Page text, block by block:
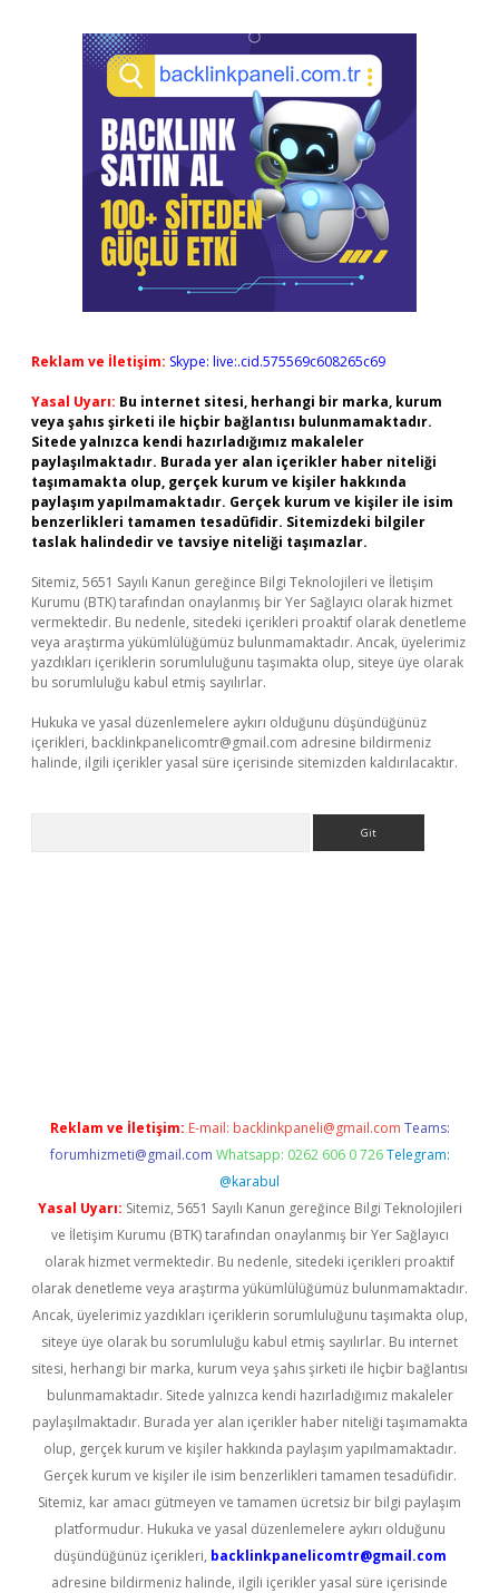
Reklam ve İletişim: Skype: live:.cid.575569c608265c69
Yasal Uyarı: Bu internet sitesi, herhangi bir marka, kurum
veya şahıs şirketi ile hiçbir bağlantısı bulunmamaktadır.
Sitede yalnızca kendi hazırladığımız makaleler
paylaşılmaktadır. Burada yer alan içerikler haber niteliği
taşımamakta olup, gerçek kurum ve kişiler hakkında
paylaşım yapılmamaktadır. Gerçek kurum ve kişiler ile isim
benzerlikleri tamamen tesadüfidir. Sitemizdeki bilgiler
taslak halindedir ve tavsiye niteliği taşımazlar.
Sitemiz, 5651 Sayılı Kanun gereğince Bilgi Teknolojileri ve İletişim
Kurumu (BTK) tarafından onaylanmış bir Yer Sağlayıcı olarak hizmet
vermektedir. Bu nedenle, sitedeki içerikleri proaktif olarak denetleme
veya araştırma yükümlülüğümüz bulunmamaktadır. Ancak, üyelerimiz
yazdıkları içeriklerin sorumluluğunu taşımakta olup, siteye üye olarak
bu sorumluluğu kabul etmiş sayılırlar.
Hukuka ve yasal düzenlemelere aykırı olduğunu düşündüğünüz
içerikleri, backlinkpanelicomtr@gmail.com adresine bildirmeniz
halinde, ilgili içerikler yasal süre içerisinde sitemizden kaldırılacaktır.
Reklam ve İletişim: E-mail: backlinkpaneli@gmail.com Teams:
forumhizmeti@gmail.com Whatsapp: 0262 606 0 726 Telegram:
@karabul
Yasal Uyarı: Sitemiz, 5651 Sayılı Kanun gereğince Bilgi Teknolojileri
ve İletişim Kurumu (BTK) tarafından onaylanmış bir Yer Sağlayıcı
olarak hizmet vermektedir. Bu nedenle, sitedeki içerikleri proaktif
olarak denetleme veya araştırma yükümlülüğümüz bulunmamaktadır.
Ancak, üyelerimiz yazdıkları içeriklerin sorumluluğunu taşımakta olup,
siteye üye olarak bu sorumluluğu kabul etmiş sayılırlar. Bu internet
sitesi, herhangi bir marka, kurum veya şahıs şirketi ile hiçbir bağlantısı
bulunmamaktadır. Sitede yalnızca kendi hazırladığımız makaleler
paylaşılmaktadır. Burada yer alan içerikler haber niteliği taşımamakta
olup, gerçek kurum ve kişiler hakkında paylaşım yapılmamaktadır.
Gerçek kurum ve kişiler ile isim benzerlikleri tamamen tesadüfidir.
Sitemiz, kar amacı gütmeyen ve tamamen ücretsiz bir bilgi paylaşım
platformudur. Hukuka ve yasal düzenlemelere aykırı olduğunu
düşündüğünüz içerikleri, backlinkpanelicomtr@gmail.com
adresine bildirmeniz halinde, ilgili içerikler yasal süre içerisinde